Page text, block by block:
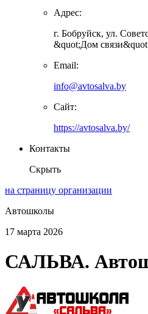
Адрес:
г. Бобруйск, ул.
&quot;Дом
Email:
info@avtosalva.by
Сайт:
https://avtosalva.by/
Контакты
Скрыть
на страницу организации
Автошколы
17 марта 2026
САЛЬВА.